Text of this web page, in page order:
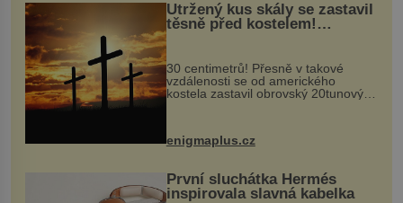
Utržený kus skály se zastavil
těsně před kostelem!
Ochránila ho boží síla?
30 centimetrů! Přesně v takové
vzdálenosti se od amerického
kostela zastavil obrovský 20tunový
...
enigmaplus.cz
První sluchátka Hermés
inspirovala slavná kabelka